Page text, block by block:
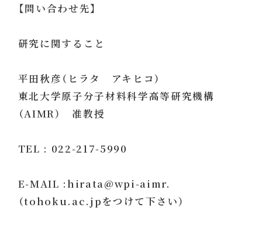
【問い合わせ先】
研究に関すること
平田秋彦（ヒラタ アキヒコ）
東北大学原子分子材料科学高等研究機構
（AIMR） 准教授
TEL : 022-217-5990
E-MAIL :hirata@wpi-aimr.
（tohoku.ac.jpをつけて下さい）